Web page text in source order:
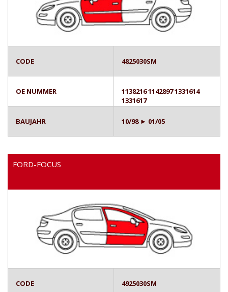
CODE 4825030SM
OE NUMMER
1138216 1142897 1331614
1331617
BAUJAHR 10/98 ► 01/05
FORD-FOCUS
CODE 4925030SM